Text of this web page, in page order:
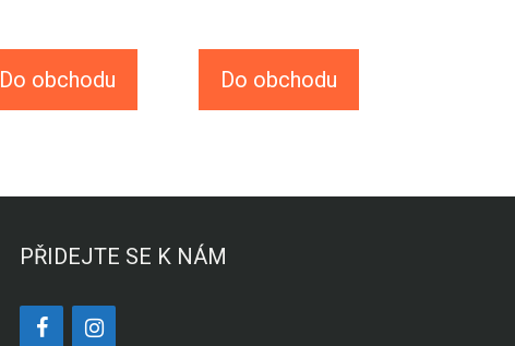
Do obchodu Do obchodu
PŘIDEJTE SE K NÁM